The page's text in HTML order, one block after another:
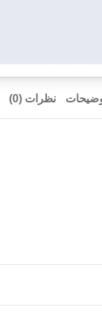
نظرات (0)